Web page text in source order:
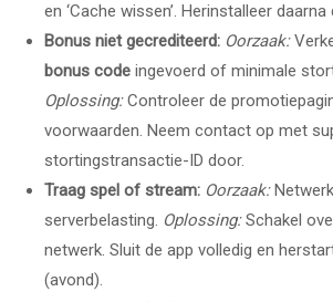
en ‘Cache wissen’. Herinstalleer daarna
Bonus niet gecrediteerd: Oorzaak:
bonus code ingevoerd of minimale
Oplossing:Controleer de
voorwaarden. Neem contact op met
stortingstransactie-ID door.
Traag spel of stream: Oorzaak:
serverbelasting. Oplossing:Schakel
netwerk. Sluit de app volledig en
(avond).